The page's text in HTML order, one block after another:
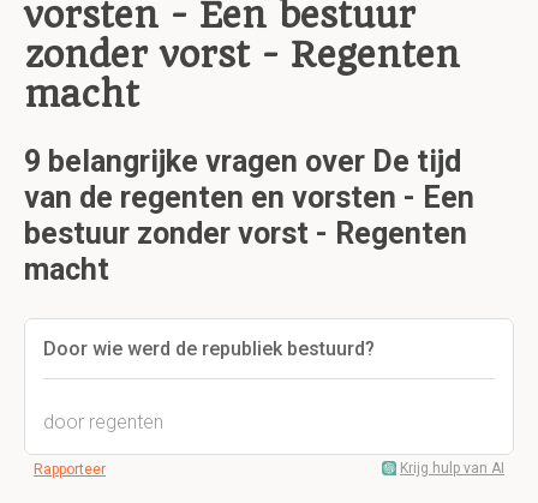
vorsten - Een bestuur
zonder vorst - Regenten
macht
9 belangrijke vragen over De tijd
van de regenten en vorsten - Een
bestuur zonder vorst - Regenten
macht
Door wie werd de republiek bestuurd?
door regenten
Rapporteer Krijg hulp van AI